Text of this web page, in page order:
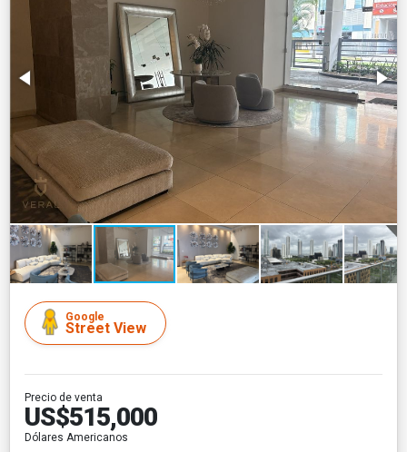
Google
Street View
Precio de venta
US$515,000
Dólares Americanos